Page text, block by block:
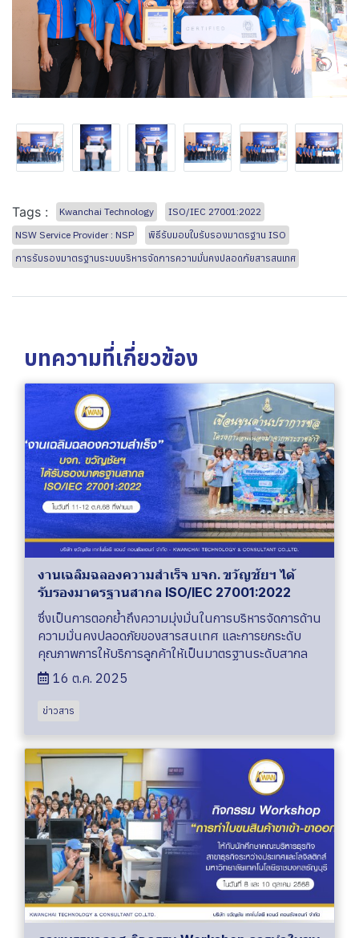
Tags : Kwanchai Technology
ISO/IEC 27001:2022
NSW Service Provider : NSP
พิธีรับมอบใบรับรองมาตรฐาน ISO
การรับรองมาตรฐานระบบบริหารจัดการความมั่นคงปลอดภัยสารสนเทศ
บทความที่เกี่ยวข้อง
งานเฉลิมฉลองความสำเร็จ บจก. ขวัญชัยฯ ได้
รับรองมาตรฐานสากล ISO/IEC 27001:2022
ซึ่งเป็นการตอกย้ำถึงความมุ่งมั่นในการบริหารจัดการด้าน
ความมั่นคงปลอดภัยของสารสนเทศ และการยกระดับ
คุณภาพการให้บริการลูกค้าให้เป็นมาตรฐานระดับสากล
16 ต.ค. 2025
ข่าวสาร